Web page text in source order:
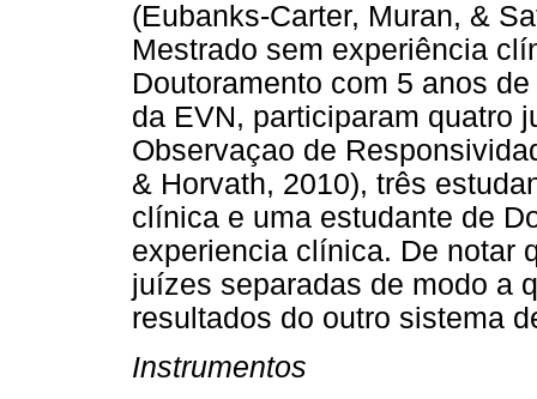
(Eubanks-Carter, Muran, &
Mestrado sem experiência
Doutoramento com 5 anos
da EVN, participaram quatro
Observaçao de
& Horvath, 2010), três
clínica e uma estudante de
experiencia clínica. De notar
juízes separadas de modo a
resultados do outro sistema
Instrumentos